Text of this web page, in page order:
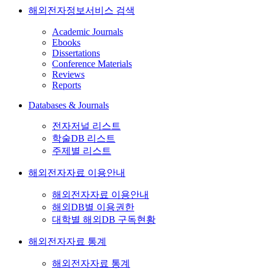
해외전자정보서비스 검색
Academic Journals
Ebooks
Dissertations
Conference Materials
Reviews
Reports
Databases & Journals
전자저널 리스트
학술DB 리스트
주제별 리스트
해외전자자료 이용안내
해외전자자료 이용안내
해외DB별 이용권한
대학별 해외DB 구독현황
해외전자자료 통계
해외전자자료 통계